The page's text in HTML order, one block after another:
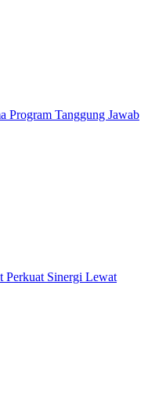
Program Tanggung Jawab
Sinergi Lewat